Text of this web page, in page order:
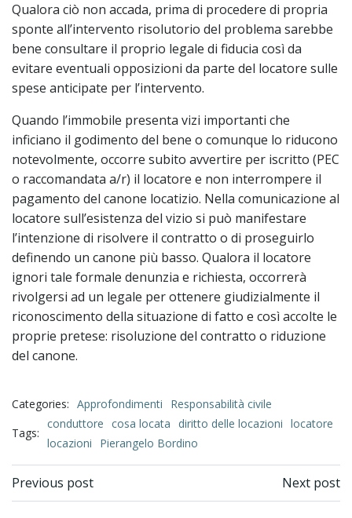
Qualora ciò non accada, prima di procedere di propria
sponte all’intervento risolutorio del problema sarebbe
bene consultare il proprio legale di fiducia così da
evitare eventuali opposizioni da parte del locatore sulle
spese anticipate per l’intervento.
Quando l’immobile presenta vizi importanti che
inficiano il godimento del bene o comunque lo riducono
notevolmente, occorre subito avvertire per iscritto (PEC
o raccomandata a/r) il locatore e non interrompere il
pagamento del canone locatizio. Nella comunicazione al
locatore sull’esistenza del vizio si può manifestare
l’intenzione di risolvere il contratto o di proseguirlo
definendo un canone più basso. Qualora il locatore
ignori tale formale denunzia e richiesta, occorrerà
rivolgersi ad un legale per ottenere giudizialmente il
riconoscimento della situazione di fatto e così accolte le
proprie pretese: risoluzione del contratto o riduzione
del canone.
Categories: Approfondimenti
Responsabilità civile
Tags:
conduttore cosa locata diritto delle locazioni locatore
locazioni
Pierangelo Bordino
Previous post Next post